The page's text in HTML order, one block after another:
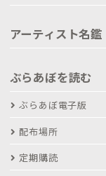
アーティスト名鑑
ぶらあぼを読む
ぶらあぼ電子版
配布場所
定期購読